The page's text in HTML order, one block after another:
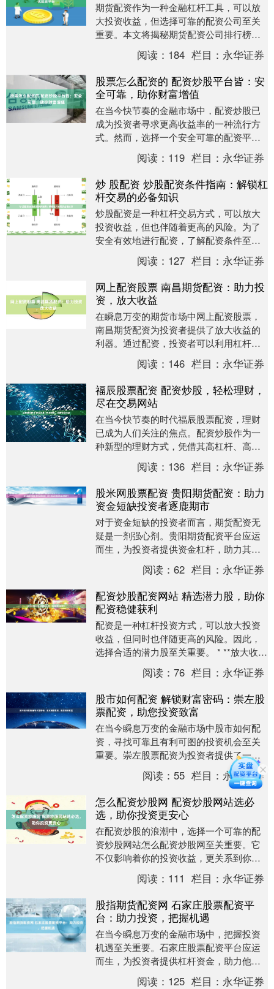
期货配资作为一种金融杠杆工具，可以放
大投资收益，但选择可靠的配资公司至关
重要。本文将揭秘期货配资公司排行榜，
帮助投资者选择最优配资平台。 配资放大
投资资金，从而....
阅读： 184 栏目： 永华证券
股票怎么配资的 配资炒股平台皆：安
全可靠，助你财富增值
在当今快节奏的金融市场中，配资炒股已
成为投资者寻求更高收益率的一种流行方
式。然而，选择一个安全可靠的配资平台
至关重要，以确保您的资金和投资安全。
选择原油期货配....
阅读： 119 栏目： 永华证券
炒 股配资 炒股配资条件指南：解锁杠
杆交易的必备知识
炒股配资是一种杠杆交易方式，可以放大
投资收益，但也伴随着更高的风险。为了
安全有效地进行配资，了解配资条件至关
重要。 **2. 盈立配资**：老牌平台，信誉
阅读： 127 栏目： 永华证券
网上配资股票 南昌期货配资：助力投
资，放大收益
在瞬息万变的期货市场中网上配资股票，
南昌期货配资为投资者提供了放大收益的
利器。通过配资，投资者可以利用杠杆效
应，以较小的资金投入撬动更大的投资规
模，从而获得更高....
阅读： 146 栏目： 永华证券
福辰股票配资 配资炒股，轻松理财，
尽在交易网站
在当今快节奏的时代福辰股票配资，理财
已成为人们关注的焦点。配资炒股作为一
种新型的理财方式，凭借其高杠杆、高收
益的优势，吸引了众多投资者的目光。 1.
优质的股票....阅读： 136 栏目： 永华证券
股米网股票配资 贵阳期货配资：助力
资金短缺投资者逐鹿期市
对于资金短缺的投资者而言，期货配资无
疑是一剂强心剂。贵阳期货配资平台应运
而生，为投资者提供资金杠杆，助力其在
期货市场中大展拳脚。 * **杠杆效应：**配
阅读：62 栏目： 永华证券
配资炒股配资网站 精选潜力股，助你
配资稳健获利
配资是一种杠杆投资方式，可以放大投资
收益，但同时也伴随更高的风险。因此，
选择合适的潜力股至关重要。 * **放大收
益：**杠杆资金可以放大投资收益，让投资
阅读：76 栏目： 永华证券
股市如何配资 解锁财富密码：崇左股
票配资，助您投资致富
在当今瞬息万变的金融市场中股市如何配
资，寻找可靠且有利可图的投资机会至关
重要。崇左股票配资为投资者提供了一个
解锁财富密码的独特机会。 选择正规配资
平台是重中之重....
阅读：55 栏目： 永华证券
怎么配资炒股网 配资炒股网站选必
选，助你投资更安心
在配资炒股的浪潮中，选择一个可靠的配
资炒股网站怎么配资炒股网至关重要。它
不仅影响着你的投资收益，更关系到你的
资金安全。 1.研究和比较不同的配资平
台：了解不同平....
阅读： 111 栏目： 永华证券
股指期货配资网 石家庄股票配资平
台：助力投资，把握机遇
在当今瞬息万变的金融市场中，把握投资
机遇至关重要。石家庄股票配资平台应运
而生，为投资者提供杠杆资金，助力他们
放大收益潜力。 * **放大投资资金：**股票
阅读： 125 栏目： 永华证券